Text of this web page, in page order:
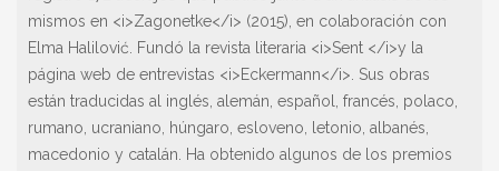
mismos en <i>Zagonetke</i> (2015), en colaboración con
Elma Halilović. Fundó la revista literaria <i>Sent </i>y la
página web de entrevistas <i>Eckermann</i>. Sus obras
están traducidas al inglés, alemán, español, francés, polaco,
rumano, ucraniano, húngaro, esloveno, letonio, albanés,
macedonio y catalán. Ha obtenido algunos de los premios